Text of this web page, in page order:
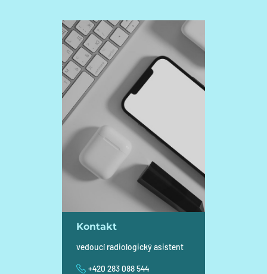
Kontakt
vedoucí radiologický asistent
+420 283 088 544